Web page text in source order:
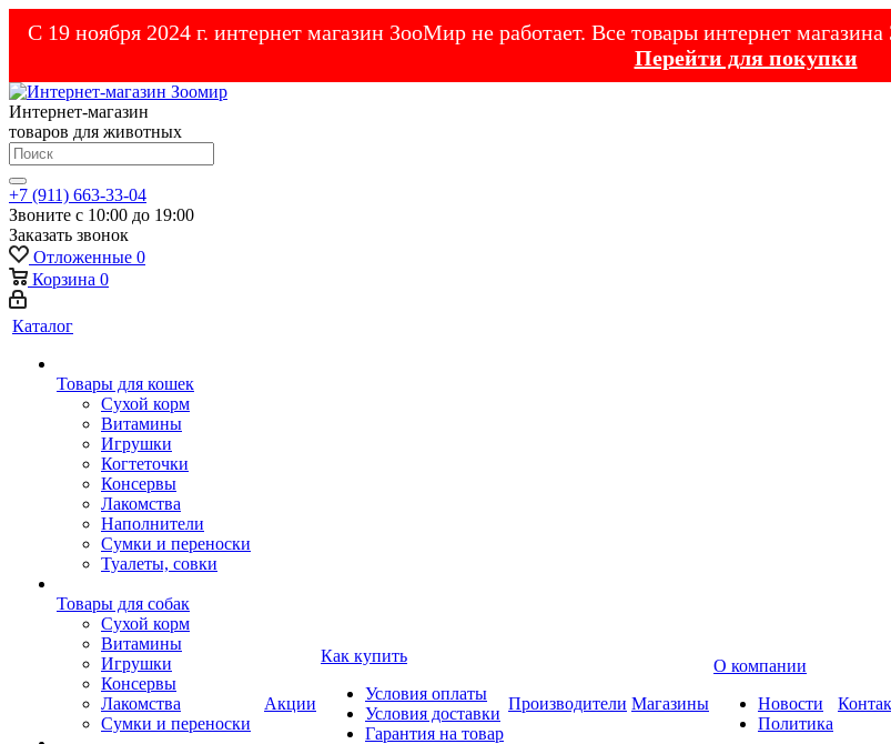
С 19 ноября 2024 г. интернет магазин ЗооМир не работает. Все товары интернет
Перейти для покупки
Интернет-магазин
товаров для животных
+7 (911) 663-33-04
Звоните с 10:00 до 19:00
Заказать звонок
Отложенные 0
Корзина 0
Каталог
Товары для кошек
Cухой корм
Витамины
Игрушки
Когтеточки
Консервы
Лакомства
Наполнители
Сумки и переноски
Туалеты, совки
Товары для собак
Cухой корм
Витамины
Игрушки
Консервы
Лакомства
Сумки и переноски
Акции
Как купить
Условия оплаты
Условия доставки
Гарантия на товар
Производители Магазины
О компании
Новости
Политика